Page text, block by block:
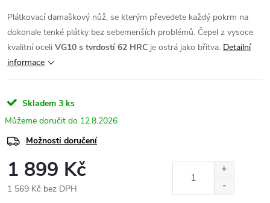
Plátkovací damaškový nůž, se kterým převedete každý pokrm na
dokonale tenké plátky bez sebemenších problémů. Čepel z vysoce
kvalitní oceli VG10 s tvrdostí 62 HRC je ostrá jako břitva. Detailní
informace
Skladem 3 ks
12.8.2026
Možnosti doručení
1 899 Kč
1 569 Kč bez DPH